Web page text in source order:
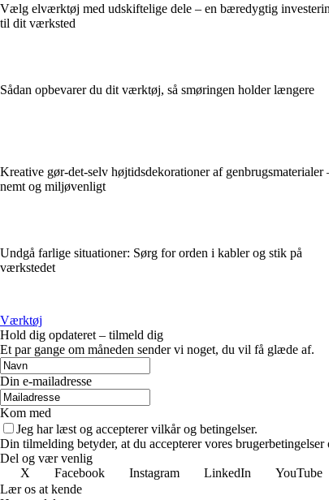
Vælg elværktøj med udskiftelige dele – en bæredygtig
til dit værksted
Sådan opbevarer du dit værktøj, så smøringen holder længere
Kreative gør-det-selv højtidsdekorationer af genbrugsmaterialer
nemt og miljøvenligt
Undgå farlige situationer: Sørg for orden i kabler og stik på
værkstedet
Værktøj
Hold dig opdateret – tilmeld dig
Et par gange om måneden sender vi noget, du vil få glæde af.
Din e-mailadresse
Kom med
Jeg har læst og accepterer vilkår og betingelser.
Din tilmelding betyder, at du accepterer vores
Del og vær venlig
X
Facebook Instagram LinkedIn YouTube
Lær os at kende